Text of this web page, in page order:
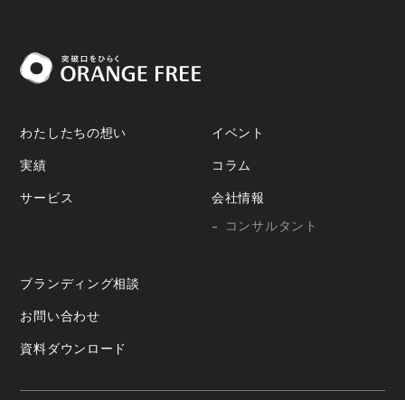
わたしたちの想い
実績
サービス
イベント
コラム
会社情報
コンサルタント
ブランディング相談
お問い合わせ
資料ダウンロード